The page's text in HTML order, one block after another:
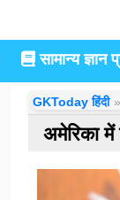
सामान्य ज्ञान
GKToday हिंदी
अमेरिका में